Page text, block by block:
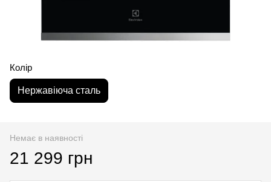
Колір
Нержавіюча сталь
Немає в наявності
21 299 грн